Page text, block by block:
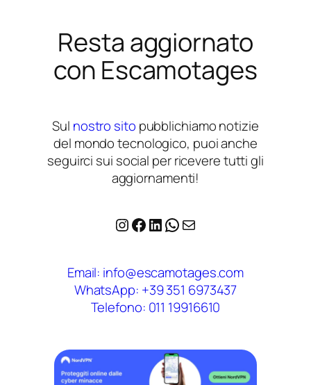
Resta aggiornato
con Escamotages
Sul nostro sito pubblichiamo notizie
del mondo tecnologico, puoi anche
seguirci sui social per ricevere tutti gli
aggiornamenti!
Instagram
Facebook
LinkedIn
WhatsApp
Email
Email: info@escamotages.com
WhatsApp: +39 351 6973437
Telefono: 011 19916610